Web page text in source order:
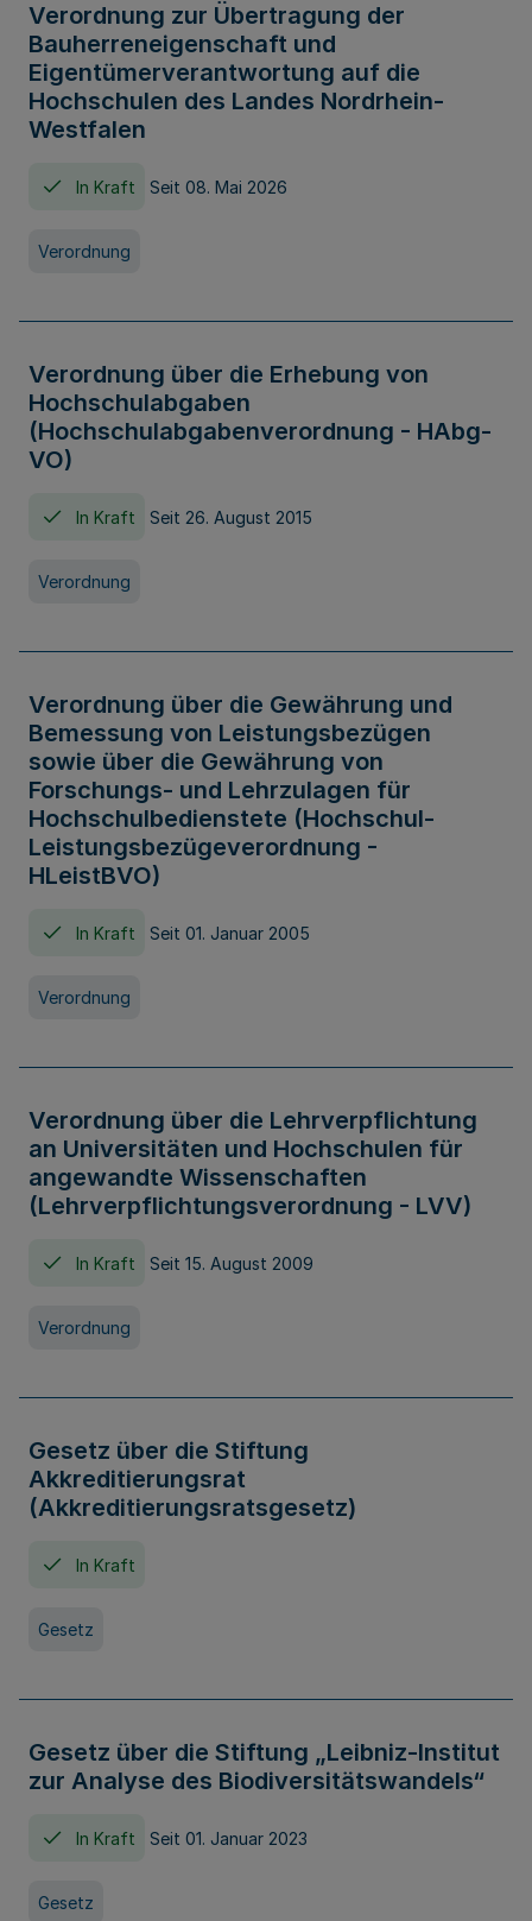
Verordnung zur Übertragung der
Bauherreneigenschaft und
Eigentümerverantwortung auf die
Hochschulen des Landes Nordrhein-
Westfalen
In Kraft Seit 08. Mai 2026
Verordnung
Verordnung über die Erhebung von
Hochschulabgaben
(Hochschulabgabenverordnung - HAbg-
VO)
In Kraft Seit 26. August 2015
Verordnung
Verordnung über die Gewährung und
Bemessung von Leistungsbezügen
sowie über die Gewährung von
Forschungs- und Lehrzulagen für
Hochschulbedienstete (Hochschul-
Leistungsbezügeverordnung -
HLeistBVO)
In Kraft Seit 01. Januar 2005
Verordnung
Verordnung über die Lehrverpflichtung
an Universitäten und Hochschulen für
angewandte Wissenschaften
(Lehrverpflichtungsverordnung - LVV)
In Kraft Seit 15. August 2009
Verordnung
Gesetz über die Stiftung
Akkreditierungsrat
(Akkreditierungsratsgesetz)
In Kraft
Gesetz
Gesetz über die Stiftung „Leibniz-Institut
zur Analyse des Biodiversitätswandels“
In Kraft Seit 01. Januar 2023
Gesetz